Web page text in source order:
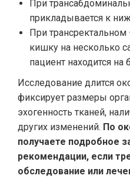
При
прикладывается к
При
кишку на несколько
пациент находится на
Исследование длится
фиксирует размеры
эхогенность тканей,
других изменений. По
получаете подробное
рекомендации, если
обследование или